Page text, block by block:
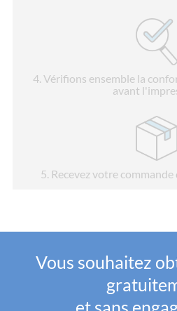
4. Vérifions ensemble la
avant
5 . Recevez votre
Vous souhaitez
et sans